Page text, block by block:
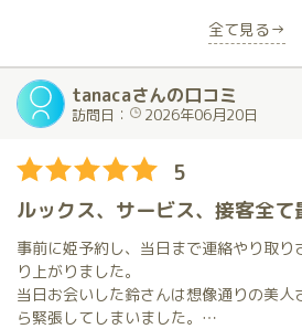
を体感すべく鈴さん一択で通い続けます。
当日お会いした鈴さんは、とても柔らか
わず甘えさせていただいてしまいました。
お店も、店内の内装は勿論、まずお部屋
鏡になっていて、いつか見てみたかった
からの光景が楽しめたのがとても良かっ
広々としていて浴槽も大きく驚きの仕掛
呂の時の嬉しい冷たいおしぼりも良か
女性のおもてなしも勿論ですけど、この
けるという事自体が
とても良い経験になりました。
全て見る→
tanacaさんの口コミ
訪問日： 2026年06月20日
5
ルックス、サービス、接客全て
事前に姫予約し、当日まで連絡やり取
り上がりました。
当日お会いした鈴さんは想像通りの美
ら緊張してしまいました。